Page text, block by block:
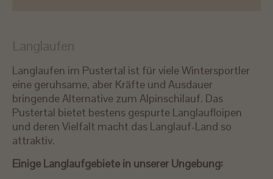
Langlaufen
Langlaufen im Pustertal ist für viele Wintersportler
eine geruhsame, aber Kräfte und Ausdauer
bringende Alternative zum Alpinschilauf. Das
Pustertal bietet bestens gespurte Langlaufloipen
und deren Vielfalt macht das Langlauf-Land so
attraktiv.
Einige Langlaufgebiete in unserer Ungebung: